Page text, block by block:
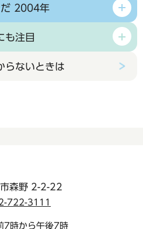
だ 2004年
も注目
らないときは
森野 2-2-22
722-3111
7時から午後7時